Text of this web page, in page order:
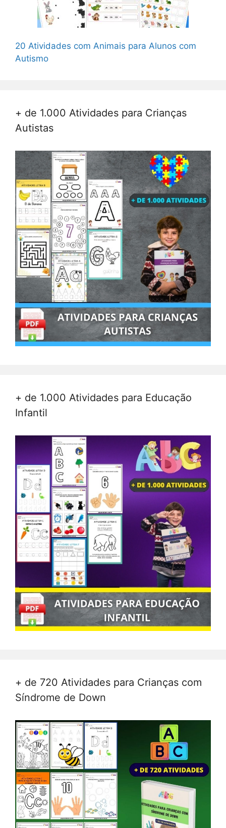
20 Atividades com Animais para Alunos com
Autismo
+ de 1.000 Atividades para Crianças
Autistas
+ de 1.000 Atividades para Educação
Infantil
+ de 720 Atividades para Crianças com
Síndrome de Down